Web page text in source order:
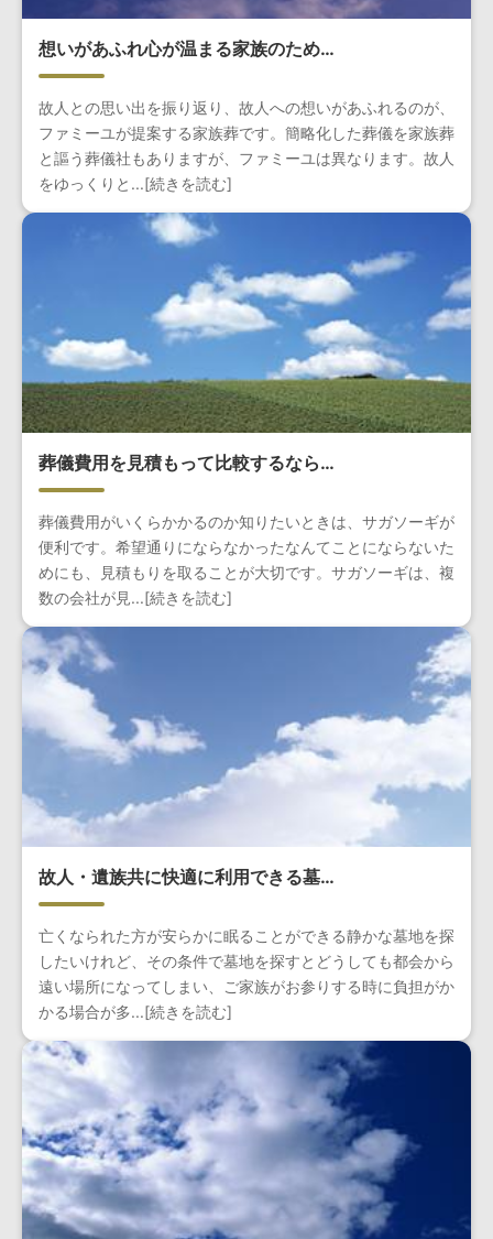
想いがあふれ心が温まる家族のため…
故人との思い出を振り返り、故人への想いがあふれるのが、
ファミーユが提案する家族葬です。簡略化した葬儀を家族葬
と謳う葬儀社もありますが、ファミーユは異なります。故人
をゆっくりと...[続きを読む]
葬儀費用を見積もって比較するなら…
葬儀費用がいくらかかるのか知りたいときは、サガソーギが
便利です。希望通りにならなかったなんてことにならないた
めにも、見積もりを取ることが大切です。サガソーギは、複
数の会社が見...[続きを読む]
故人・遺族共に快適に利用できる墓…
亡くなられた方が安らかに眠ることができる静かな墓地を探
したいけれど、その条件で墓地を探すとどうしても都会から
遠い場所になってしまい、ご家族がお参りする時に負担がか
かる場合が多...[続きを読む]